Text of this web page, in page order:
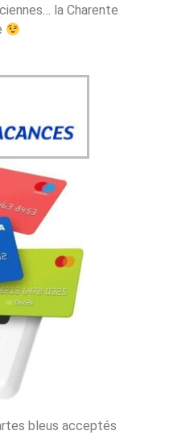
la Charente
bleus acceptés